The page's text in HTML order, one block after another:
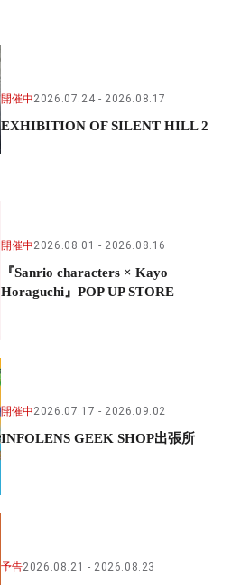
開催中2026.07.24 2026.08.17
EXHIBITION OF SILENT HILL 2
開催中2026.08.01 2026.08.16
『Sanrio characters × Kayo
Horaguchi』POP UP STORE
開催中2026.07.17 2026.09.02
INFOLENS GEEK SHOP出張所
予告2026.08.21 2026.08.23